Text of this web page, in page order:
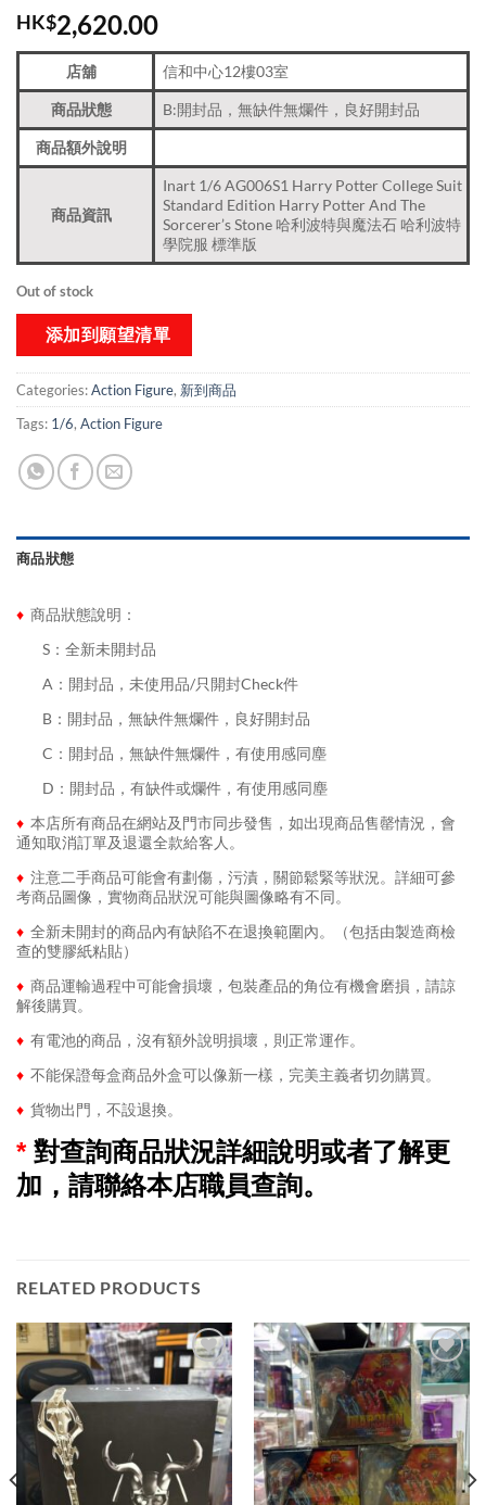
HK$2,620.00
店舖 信和中心12樓03室
商品狀態 B:開封品，無缺件無爛件，良好開封品
商品額外說明
商品資訊
Inart 1/6 AG006S1 Harry Potter College Suit
Standard Edition Harry Potter And The
Sorcerer’s Stone 哈利波特與魔法石 哈利波特
學院服 標準版
Out of stock
添加到願望清單
Categories:Action Figure, 新到商品​
Tags: 1/6, Action Figure
商品狀態
♦ 商品狀態說明：
S：全新未開封品
A：開封品，未使用品/只開封Check件
B：開封品，無缺件無爛件，良好開封品
C：開封品，無缺件無爛件，有使用感同塵
D：開封品，有缺件或爛件，有使用感同塵
♦ 本店所有商品在網站及門市同步發售，如出現商品售罄情況，會
通知取消訂單及退還全款給客人。
♦ 注意二手商品可能會有劃傷，污漬，關節鬆緊等狀況。詳細可參
考商品圖像，實物商品狀況可能與圖像略有不同。
♦ 全新未開封的商品內有缺陷不在退換範圍內。（包括由製造商檢
查的雙膠紙粘貼）
♦ 商品運輸過程中可能會損壞，包裝產品的角位有機會磨損，請諒
解後購買。
♦ 有電池的商品，沒有額外說明損壞，則正常運作。
♦ 不能保證每盒商品外盒可以像新一樣，完美主義者切勿購買。
♦ 貨物出門，不設退換。
* 對查詢商品狀況詳細說明或者了解更
加，請聯絡本店職員查詢。
RELATED PRODUCTS